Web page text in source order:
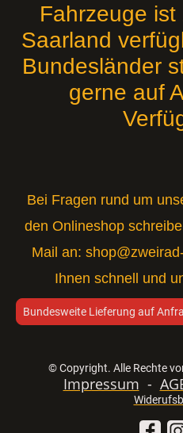
Fahrzeuge
Saarland
Bundesländer
gerne auf
Bei Fragen rund um
den Onlineshop
Mail an:
Ihnen schnell und
Bundesweite Lieferung auf
© Copyright. Alle
Impressum -